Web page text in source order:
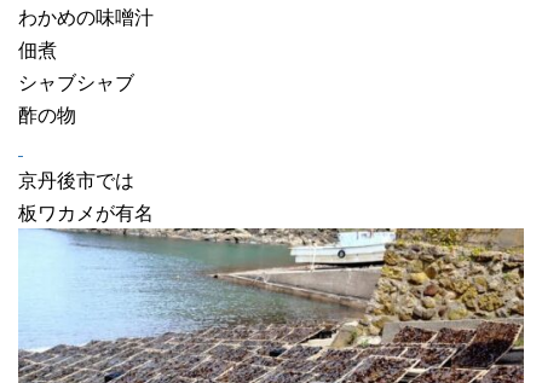
わかめの味噌汁
佃煮
シャブシャブ
酢の物
京丹後市では
板ワカメが有名